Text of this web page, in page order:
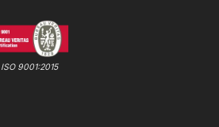
ISO 9001:2015